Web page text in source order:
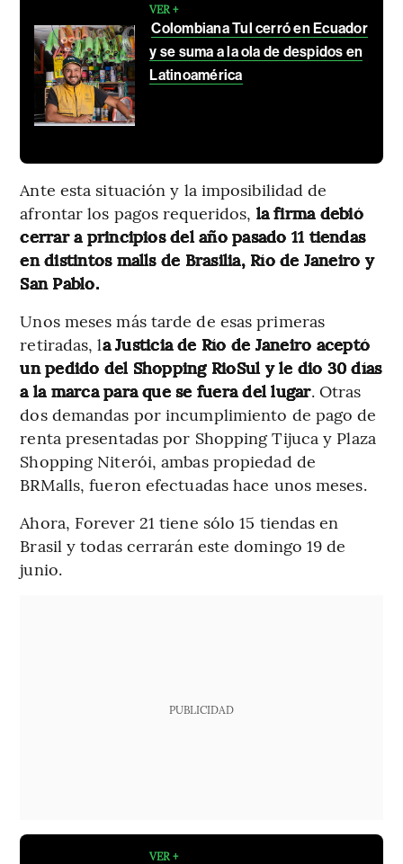
VER +
Colombiana Tul cerró en Ecuador
y se suma a la ola de despidos en
Latinoamérica
Ante esta situación y la imposibilidad de
afrontar los pagos requeridos, la firma debió
cerrar a principios del año pasado 11 tiendas
en distintos malls de Brasilia, Río de Janeiro y
San Pablo.
Unos meses más tarde de esas primeras
retiradas, la Justicia de Río de Janeiro aceptó
un pedido del Shopping RioSul y le dio 30 días
a la marca para que se fuera del lugar. Otras
dos demandas por incumplimiento de pago de
renta presentadas por Shopping Tijuca y Plaza
Shopping Niterói, ambas propiedad de
BRMalls, fueron efectuadas hace unos meses.
Ahora, Forever 21 tiene sólo 15 tiendas en
Brasil y todas cerrarán este domingo 19 de
junio.
PUBLICIDAD
VER +